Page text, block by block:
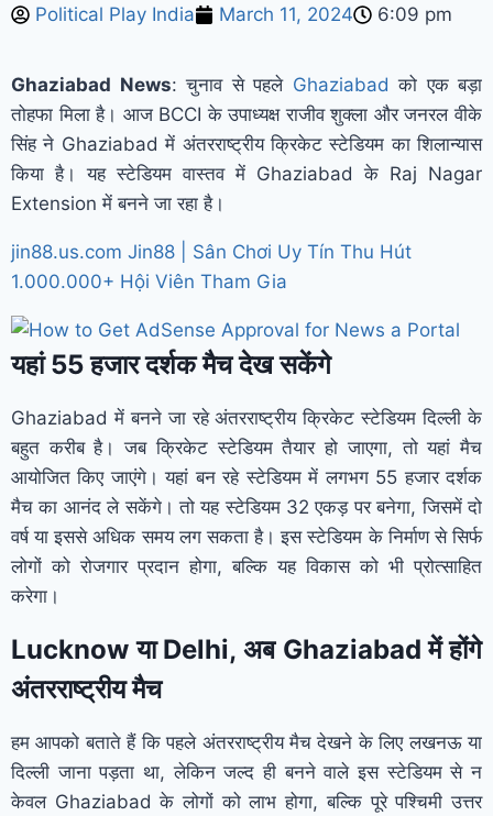
Political Play India March 11, 2024 6:09 pm
Ghaziabad News: चुनाव से पहले Ghaziabad को एक बड़ा
तोहफा मिला है। आज BCCI के उपाध्यक्ष राजीव शुक्ला और जनरल वीके
सिंह ने Ghaziabad में अंतरराष्ट्रीय क्रिकेट स्टेडियम का शिलान्यास
किया है। यह स्टेडियम वास्तव में Ghaziabad के Raj Nagar
Extension में बनने जा रहा है।
jin88.us.com Jin88 | Sân Chơi Uy Tín Thu Hút
1.000.000+ Hội Viên Tham Gia
यहां 55 हजार दर्शक मैच देख सकेंगे
Ghaziabad में बनने जा रहे अंतरराष्ट्रीय क्रिकेट स्टेडियम दिल्ली के
बहुत करीब है। जब क्रिकेट स्टेडियम तैयार हो जाएगा, तो यहां मैच
आयोजित किए जाएंगे। यहां बन रहे स्टेडियम में लगभग 55 हजार दर्शक
मैच का आनंद ले सकेंगे। तो यह स्टेडियम 32 एकड़ पर बनेगा, जिसमें दो
वर्ष या इससे अधिक समय लग सकता है। इस स्टेडियम के निर्माण से सिर्फ
लोगों को रोजगार प्रदान होगा, बल्कि यह विकास को भी प्रोत्साहित
करेगा।
Lucknow या Delhi, अब Ghaziabad में होंगे
अंतरराष्ट्रीय मैच
हम आपको बताते हैं कि पहले अंतरराष्ट्रीय मैच देखने के लिए लखनऊ या
दिल्ली जाना पड़ता था, लेकिन जल्द ही बनने वाले इस स्टेडियम से न
केवल Ghaziabad के लोगों को लाभ होगा, बल्कि पूरे पश्चिमी उत्तर